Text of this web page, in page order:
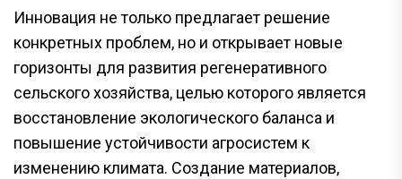
Инновация не только предлагает решение
конкретных проблем, но и открывает новые
горизонты для развития регенеративного
сельского хозяйства, целью которого является
восстановление экологического баланса и
повышение устойчивости агросистем к
изменению климата. Создание материалов,